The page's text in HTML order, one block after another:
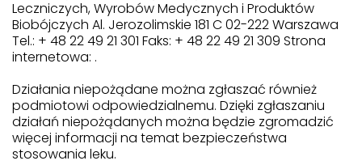
Leczniczych, Wyrobów Medycznych i Produktów
Biobójczych Al. Jerozolimskie 181 C 02-222 Warszawa
Tel.: + 48 22 49 21 301 Faks: + 48 22 49 21 309 Strona
internetowa: .
Działania niepożądane można zgłaszać również
podmiotowi odpowiedzialnemu. Dzięki zgłaszaniu
działań niepożądanych można będzie zgromadzić
więcej informacji na temat bezpieczeństwa
stosowania leku.